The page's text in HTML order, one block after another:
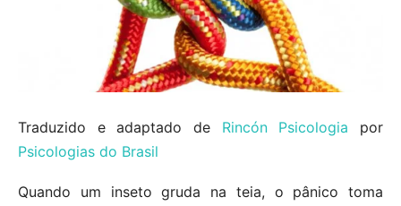
Traduzido e adaptado de Rincón Psicologia por
Psicologias do Brasil
Quando um inseto gruda na teia, o pânico toma